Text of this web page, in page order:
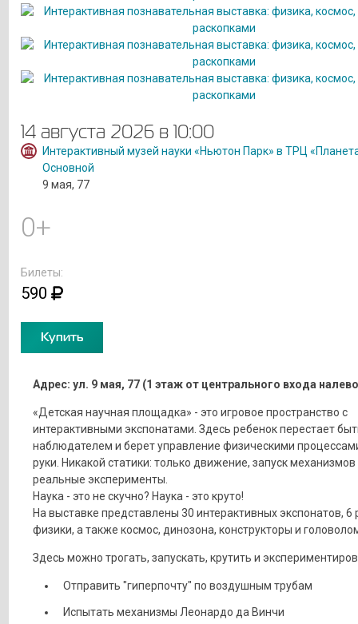
14 августа 2026 в 10:00
Интерактивный музей науки «Ньютон Парк» в ТРЦ
Основной
9 мая, 77
0+
Билеты:
590
Купить
Адрес: ул. 9 мая, 77 (1 этаж от центрального входа
«Детская научная площадка» - это игровое пространство с
интерактивными экспонатами. Здесь ребенок перестает
наблюдателем и берет управление физическими
руки. Никакой статики: только движение, запуск механизмов
реальные эксперименты.
Наука - это не скучно? Наука - это круто!
На выставке представлены 30 интерактивных экспонатов, 6
физики, а также космос, динозона, конструкторы и
Здесь можно трогать, запускать, крутить и
Отправить "гиперпочту" по воздушным трубам
Испытать механизмы Леонардо да Винчи